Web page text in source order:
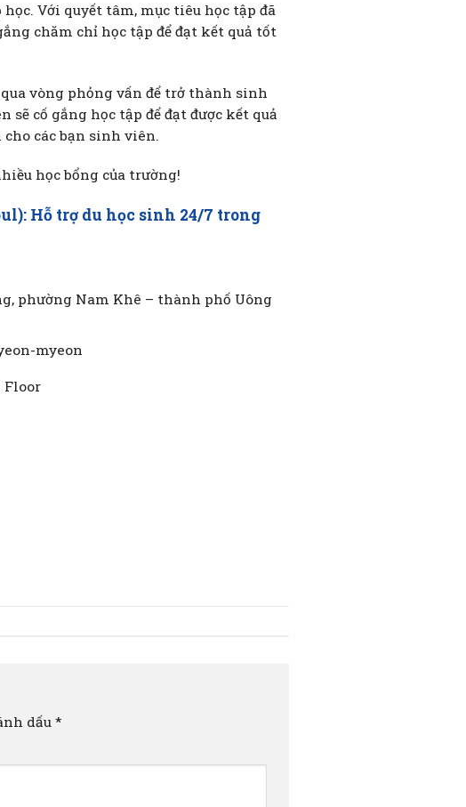
Với quyết tâm, mục tiêu học tập đã
chăm chỉ học tập để đạt kết quả tốt
vòng phỏng vấn để trở thành sinh
cố gắng học tập để đạt được kết quả
các bạn sinh viên.
học bổng của trường!
Hỗ trợ du học sinh 24/7 trong
phường Nam Khê – thành phố Uông
myeon
Floor
dấu *